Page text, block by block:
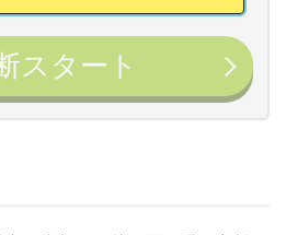
スタート